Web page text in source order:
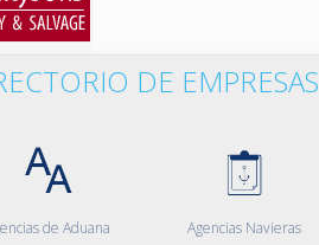
DE EMPRESAS
de Aduana Agencias Navieras